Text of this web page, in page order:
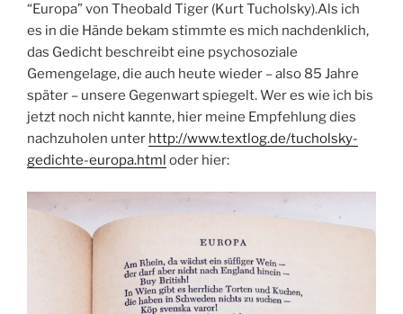
“Europa” von Theobald Tiger (Kurt Tucholsky).Als ich
es in die Hände bekam stimmte es mich nachdenklich,
das Gedicht beschreibt eine psychosoziale
Gemengelage, die auch heute wieder – also 85 Jahre
später – unsere Gegenwart spiegelt. Wer es wie ich bis
jetzt noch nicht kannte, hier meine Empfehlung dies
nachzuholen unter http://www.textlog.de/tucholsky-
gedichte-europa.html oder hier: